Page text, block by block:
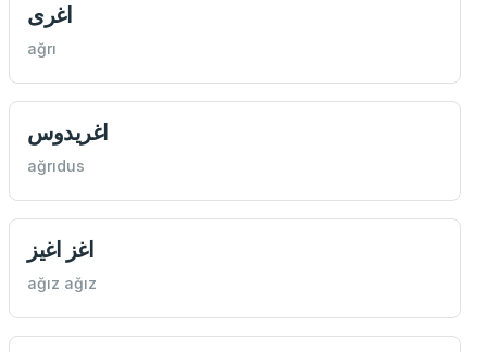
اغری
ağrı
اغريدوس
ağrıdus
اغز اغيز
ağız ağız